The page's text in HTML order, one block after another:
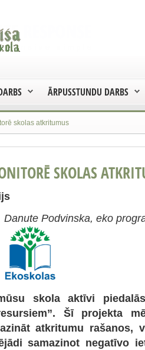
ĀRPUSSTUNDU DARBS
skolas atkritumus
SKOLAS
Danute Podvinska, eko
skola aktīvi
Šī projekta
atkritumu rašanos,
samazinot negatīvo